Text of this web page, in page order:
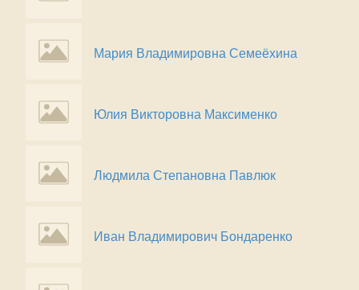
Мария Владимировна Семеёхина
Юлия Викторовна Максименко
Людмила Степановна Павлюк
Иван Владимирович Бондаренко